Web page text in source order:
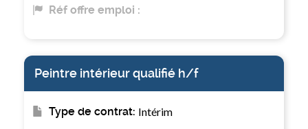
Réf offre emploi :
Peintre intérieur qualifié h/f
Type de contrat: Intérim